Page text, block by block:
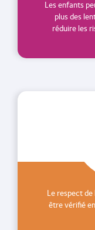
Les enfants
plus des
réduire les
Le respect
être vérifié